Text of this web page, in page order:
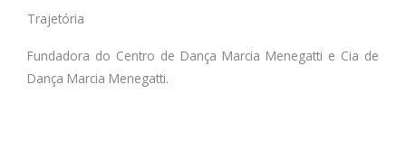
Trajetória
Fundadora do Centro de Dança Marcia Menegatti e Cia de
Dança Marcia Menegatti.